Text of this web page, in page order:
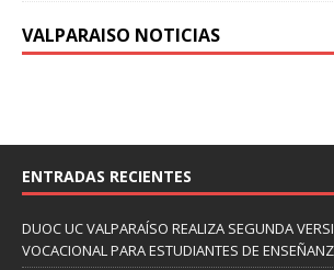
VALPARAISO NOTICIAS
ENTRADAS RECIENTES
DUOC UC VALPARAÍSO REALIZA SEGUNDA
VOCACIONAL PARA ESTUDIANTES DE